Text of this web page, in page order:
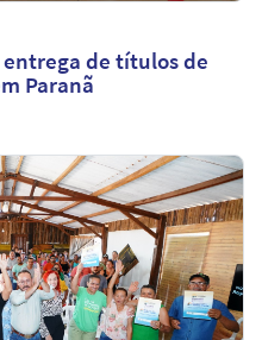
de títulos de
Paranã